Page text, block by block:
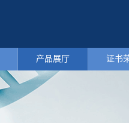
产品展厅 证书